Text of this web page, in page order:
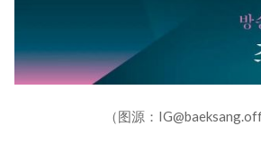
（图源：